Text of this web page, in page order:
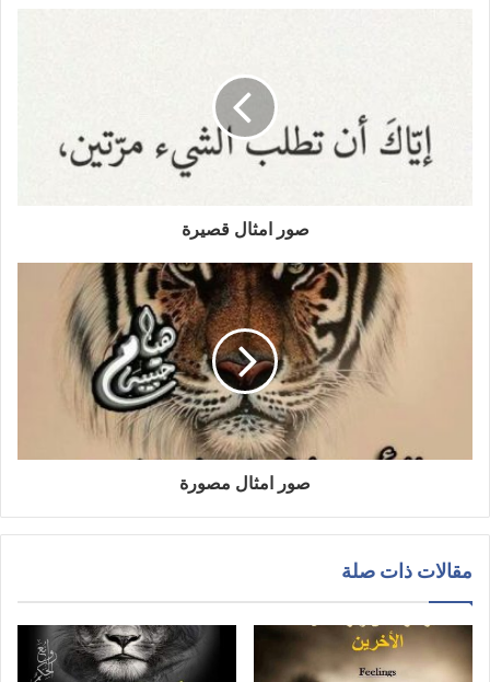
صور امثال قصيرة
صور امثال مصورة
مقالات ذات صلة